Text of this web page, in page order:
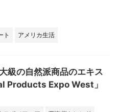
ト アメリカ生活
級の自然派商品のエキス
Products Expo West」